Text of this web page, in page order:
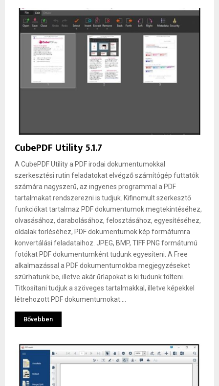
CubePDF Utility 5.1.7
A CubePDF Utility a PDF irodai dokumentumokkal
szerkesztési rutin feladatokat elvégző számítógép futtatók
számára nagyszerű, az ingyenes programmal a PDF
tartalmakat rendszerezni is tudjuk. Kifinomult szerkesztő
funkciókat tartalmaz PDF dokumentumok megtekintéséhez,
olvasásához, darabolásához, felosztásához, egyesítéséhez,
oldalak törléséhez, PDF dokumentumok kép formátumra
konvertálási feladataihoz. JPEG, BMP, TIFF PNG formátumú
fotókat PDF dokumentumként tudunk egyesíteni. A Free
alkalmazással a PDF dokumentumokba megjegyzéseket
szúrhatunk be, illetve akár űrlapokat is ki tudunk tölteni.
Titkosítani tudjuk a szöveges tartalmakkal, illetve képekkel
létrehozott PDF dokumentumokat....
Bővebben